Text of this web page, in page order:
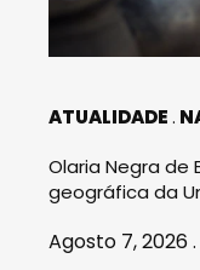
ATUALIDADE
Olaria Negra de
geográfica da
Agosto 7, 2026 .